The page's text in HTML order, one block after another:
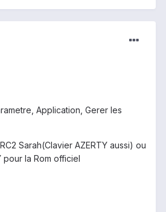
Application, Gerer les
Sarah(Clavier AZERTY aussi) ou
pour la Rom officiel